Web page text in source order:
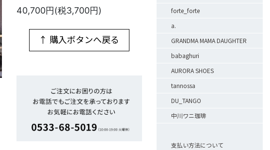
40,700円(税3,700円)
↑ 購入ボタンへ戻る
forte_forte
a.
GRANDMA MAMA DAUGHTER
babaghuri
AURORA SHOES
tannossa
DU_TANGO
中川ワニ珈琲
支払い方法について